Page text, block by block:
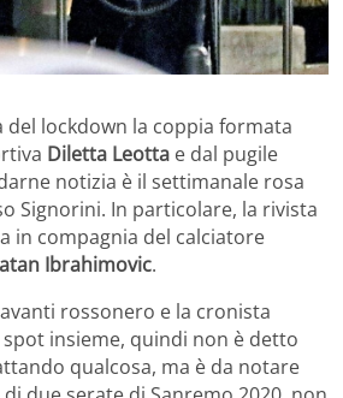
del lockdown la coppia formata
Diletta Leotta e dal pugile
notizia è il settimanale rosa
Signorini. In particolare, la rivista
in compagnia del calciatore
Ibrahimovic.
rossonero e la cronista
insieme, quindi non è detto
qualcosa, ma è da notare